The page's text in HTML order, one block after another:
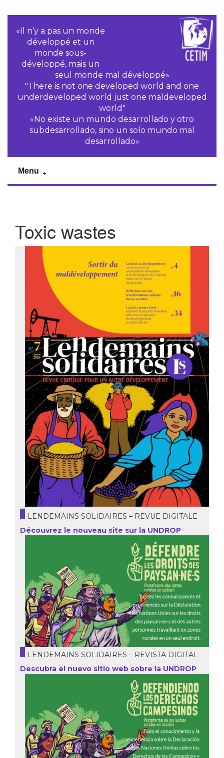
«Il n‘y a pas un monde
développé et un
monde sous-
développé, mais un
seul monde mal développé»
"There is not one developed world and one
underdeveloped world just one maldeveloped
world"
«No existe un mundo desarrollado y otro
subdesarrollado, sino un solo mundo mal
desarrollado»
Menu
Toxic wastes
LENDEMAINS SOLIDAIRES – REVUE DIGITALE
Découvrez le nouveau site sur la UNDROP
LENDEMAINS SOLIDAIRES – REVISTA DIGITAL
Descubra el nuevo sitio web sobre la UNDROP